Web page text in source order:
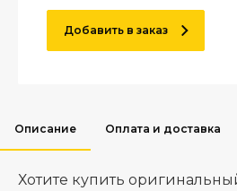
Добавить в заказ
Описание Оплата и доставка
Хотите купить